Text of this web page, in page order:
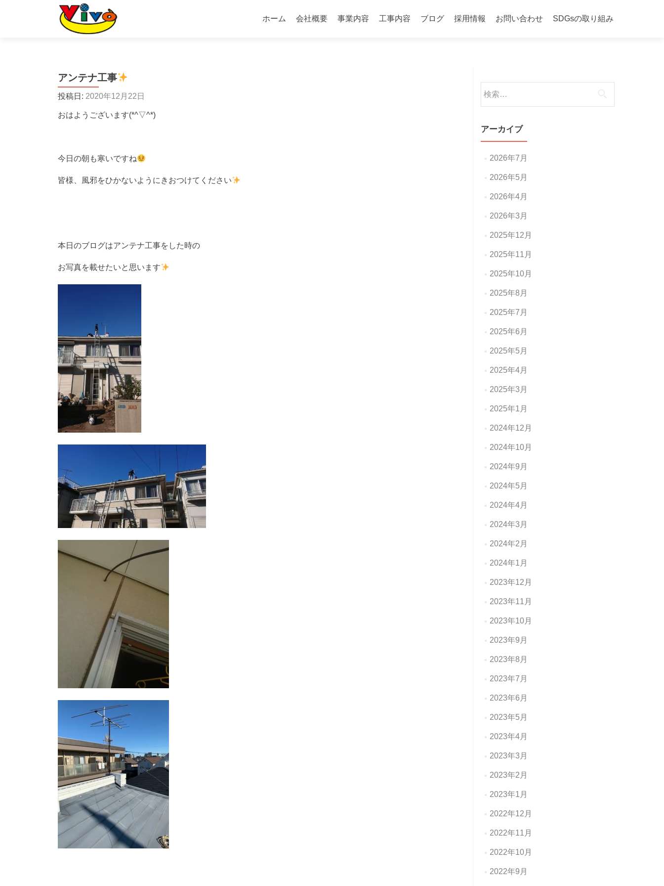
ン
ホーム 会社概要 事業内容 工事内容 ブログ 採用情報 お問い合わせ SDGsの取り組み
アンテナ工事
投稿日: 2020年12月22日
おはようございます(*^▽^*)
今日の朝も寒いですね
皆様、風邪をひかないようにきおつけてください
本日のブログはアンテナ工事をした時の
お写真を載せたいと思います
索:
アーカイブ
2026年7月
2026年5月
2026年4月
2026年3月
2025年12月
2025年11月
2025年10月
2025年8月
2025年7月
2025年6月
2025年5月
2025年4月
2025年3月
2025年1月
2024年12月
2024年10月
2024年9月
2024年5月
2024年4月
2024年3月
2024年2月
2024年1月
2023年12月
2023年11月
2023年10月
2023年9月
2023年8月
2023年7月
2023年6月
2023年5月
2023年4月
2023年3月
2023年2月
2023年1月
2022年12月
2022年11月
2022年10月
2022年9月